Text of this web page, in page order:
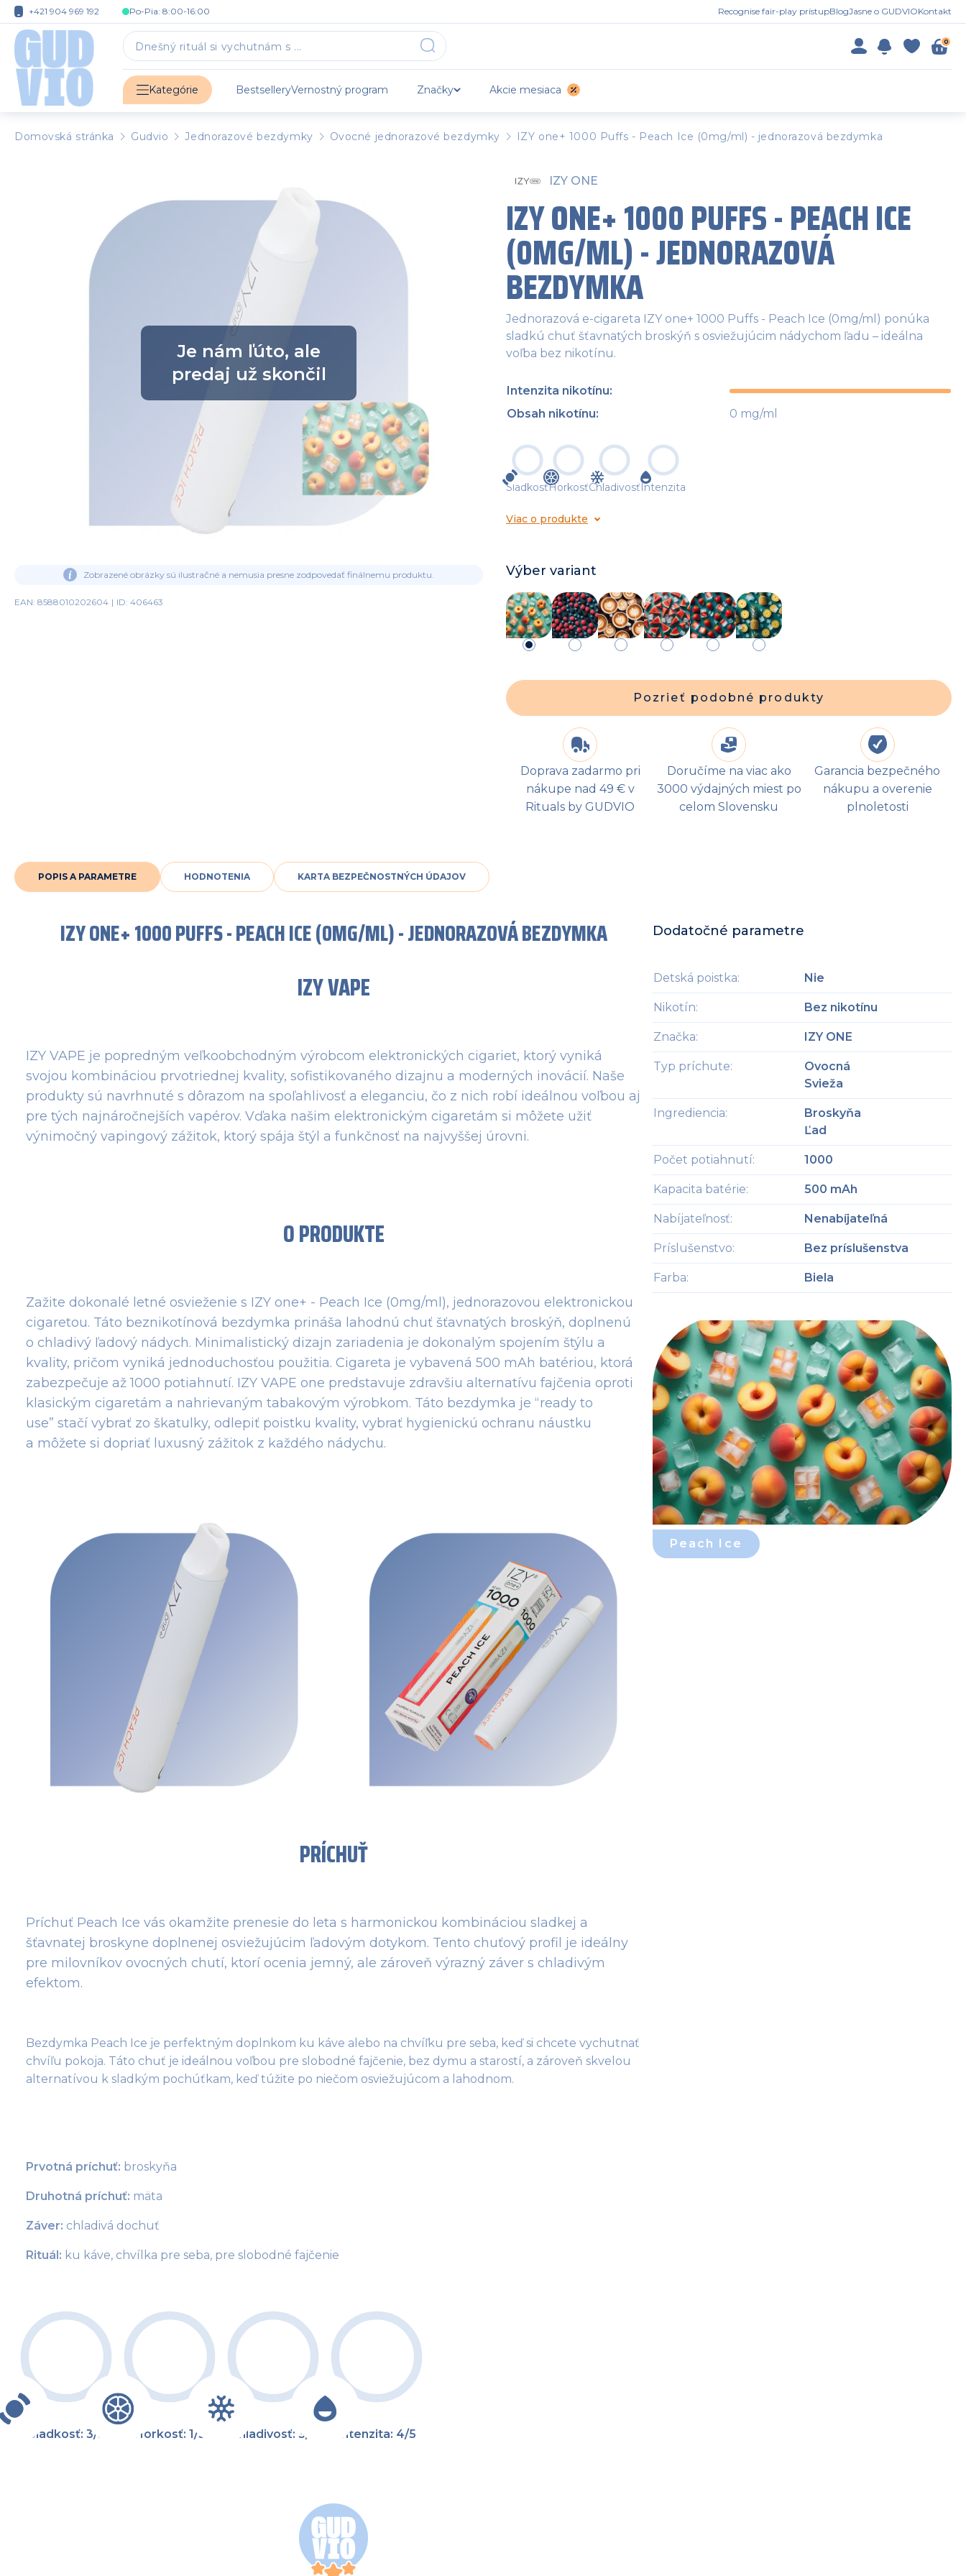
+421 904 969 192 Po-Pia: 8:00-16:00 Recognise fair-play prístupBlogJasne o GUDVIOKontakt
0
Kategórie BestselleryVernostný program Značky Akcie mesiaca
Domovská stránka Gudvio Jednorazové bezdymky Ovocné jednorazové bezdymky IZY one+ 1000 Puffs - Peach Ice (0mg/ml) - jednorazová bezdymka
Je nám ľúto, ale
predaj už skončil
Zobrazené obrázky sú ilustračné a nemusia presne zodpovedať finálnemu produktu.
EAN: 8588010202604 | ID: 406463
IZY ONE+ 1000 PUFFS - PEACH ICE
(0MG/ML) - JEDNORAZOVÁ
BEZDYMKA
IZY ONE
Jednorazová e-cigareta IZY one+ 1000 Puffs - Peach Ice (0mg/ml) ponúka
sladkú chuť šťavnatých broskýň s osviežujúcim nádychom ľadu – ideálna
voľba bez nikotínu.
Intenzita nikotínu:
Obsah nikotínu: 0 mg/ml
SladkosťHorkosťChladivosťIntenzita
Viac o produkte
Výber variant
Pozrieť podobné produkty
Doprava zadarmo pri
nákupe nad 49 € v
Rituals by GUDVIO
Doručíme na viac ako
3000 výdajných miest po
celom Slovensku
Garancia bezpečného
nákupu a overenie
plnoletosti
POPIS A PARAMETRE HODNOTENIA KARTA BEZPEČNOSTNÝCH ÚDAJOV
IZY ONE+ 1000 PUFFS - PEACH ICE (0MG/ML) - JEDNORAZOVÁ BEZDYMKA
IZY VAPE
IZY VAPE je popredným veľkoobchodným výrobcom elektronických cigariet, ktorý vyniká
svojou kombináciou prvotriednej kvality, sofistikovaného dizajnu a moderných inovácií. Naše
produkty sú navrhnuté s dôrazom na spoľahlivosť a eleganciu, čo z nich robí ideálnou voľbou aj
pre tých najnáročnejších vapérov. Vďaka našim elektronickým cigaretám si môžete užiť
výnimočný vapingový zážitok, ktorý spája štýl a funkčnosť na najvyššej úrovni.
O PRODUKTE
Zažite dokonalé letné osvieženie s IZY one+ - Peach Ice (0mg/ml), jednorazovou elektronickou
cigaretou. Táto beznikotínová bezdymka prináša lahodnú chuť šťavnatých broskýň, doplnenú
o chladivý ľadový nádych. Minimalistický dizajn zariadenia je dokonalým spojením štýlu a
kvality, pričom vyniká jednoduchosťou použitia. Cigareta je vybavená 500 mAh batériou, ktorá
zabezpečuje až 1000 potiahnutí. IZY VAPE one predstavuje zdravšiu alternatívu fajčenia oproti
klasickým cigaretám a nahrievaným tabakovým výrobkom. Táto bezdymka je “ready to
use” stačí vybrať zo škatulky, odlepiť poistku kvality, vybrať hygienickú ochranu náustku
a môžete si dopriať luxusný zážitok z každého nádychu.
PRÍCHUŤ
Príchuť Peach Ice vás okamžite prenesie do leta s harmonickou kombináciou sladkej a
šťavnatej broskyne doplnenej osviežujúcim ľadovým dotykom. Tento chuťový profil je ideálny
pre milovníkov ovocných chutí, ktorí ocenia jemný, ale zároveň výrazný záver s chladivým
efektom.
Bezdymka Peach Ice je perfektným doplnkom ku káve alebo na chvíľku pre seba, keď si chcete vychutnať
chvíľu pokoja. Táto chuť je ideálnou voľbou pre slobodné fajčenie, bez dymu a starostí, a zároveň skvelou
alternatívou k sladkým pochúťkam, keď túžite po niečom osviežujúcom a lahodnom.
Prvotná príchuť: broskyňa
Druhotná príchuť: mäta
Záver: chladivá dochuť
Rituál: ku káve, chvílka pre seba, pre slobodné fajčenie
Sladkosť: 3/5 Horkosť: 1/5 Chladivosť: 3/5 Intenzita: 4/5
Dodatočné parametre
Detská poistka: Nie
Nikotín: Bez nikotínu
Značka: IZY ONE
Typ príchute:
Ovocná
Svieža
Ingrediencia:
Broskyňa
Ľad
Počet potiahnutí: 1000
Kapacita batérie: 500 mAh
Nabíjateľnosť: Nenabíjateľná
Príslušenstvo: Bez príslušenstva
Farba: Biela
Peach Ice